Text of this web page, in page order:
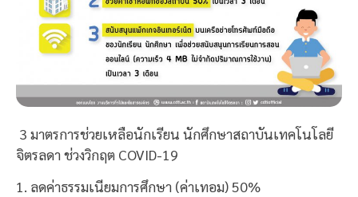
3 มาตรการช่วยเหลือนักเรียน นักศึกษาสถาบันเทคโนโลยี
จิตรลดา ช่วงวิกฤต COVID-19
1. ลดค่าธรรมเนียมการศึกษา (ค่าเทอม) 50%